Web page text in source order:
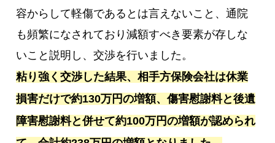
容からして軽傷であるとは言えないこと、通院
も頻繁になされており減額すべき要素が存しな
いこと説明し、交渉を行いました。
粘り強く交渉した結果、相手方保険会社は休業
損害だけで約130万円の増額、傷害慰謝料と後遺
障害慰謝料と併せて約100万円の増額が認められ